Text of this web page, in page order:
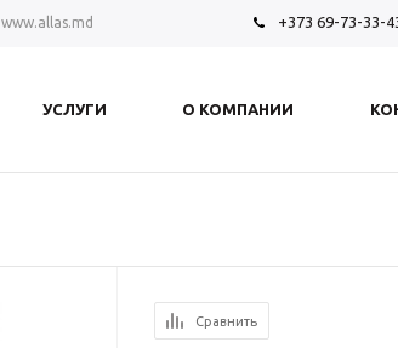
www.allas.md +373 69-73-33-
УСЛУГИ О КОМПАНИИ
Сравнить